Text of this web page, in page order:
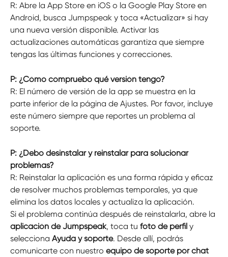
R: Abre la App Store en iOS o la Google Play Store en
Android, busca Jumpspeak y toca «Actualizar» si hay
una nueva versión disponible. Activar las
actualizaciones automáticas garantiza que siempre
tengas las últimas funciones y correcciones.
P: ¿Cómo compruebo qué versión tengo?
R: El número de versión de la app se muestra en la
parte inferior de la página de Ajustes. Por favor, incluye
este número siempre que reportes un problema al
soporte.
P: ¿Debo desinstalar y reinstalar para solucionar
problemas?
R: Reinstalar la aplicación es una forma rápida y eficaz
de resolver muchos problemas temporales, ya que
elimina los datos locales y actualiza la aplicación.
Si el problema continúa después de reinstalarla, abre la
aplicación de Jumpspeak, toca tu foto de perfil y
selecciona Ayuda y soporte. Desde allí, podrás
comunicarte con nuestro equipo de soporte por chat